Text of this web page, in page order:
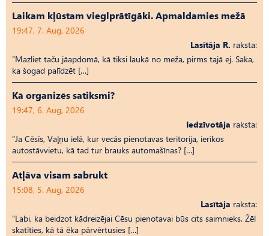
Laikam kļūstam vieglprātīgāki. Apmaldamies mežā
19:47, 7. Aug, 2026
Lasītāja R. raksta:
“Mazliet taču jāapdomā, kā tiksi laukā no meža, pirms tajā ej. Saka,
ka šogad palīdzēt […]
Kā organizēs satiksmi?
19:47, 6. Aug, 2026
Iedzīvotāja raksta:
“Ja Cēsīs, Vaļņu ielā, kur vecās pienotavas teritorija, ierīkos
autostāvvietu, kā tad tur brauks automašīnas? […]
Atļāva visam sabrukt
15:08, 5. Aug, 2026
Lasītāja raksta:
“Labi, ka beidzot kādreizējai Cēsu pienotavai būs cits saimnieks. Žēl
skatīties, kā tā ēka pārvērtusies […]